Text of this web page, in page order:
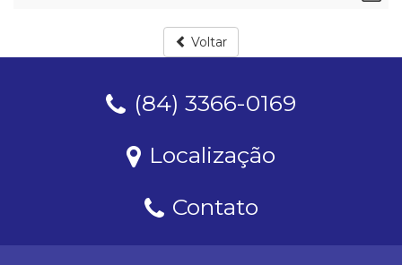
Voltar
(84) 3366-0169
Localização
Contato